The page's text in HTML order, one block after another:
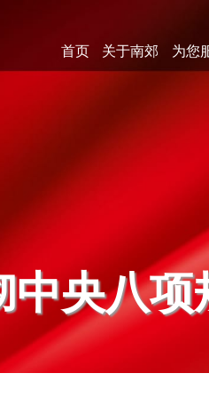
首页 关于南郊 为您
中央八